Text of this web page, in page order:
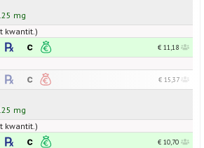
mg
kwantit.)
€ 11,18
€ 15,37
mg
kwantit.)
€ 10,70